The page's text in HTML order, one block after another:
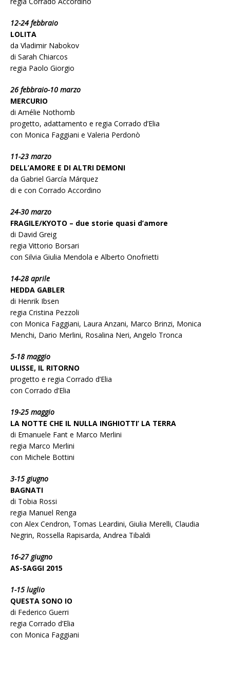
12-24 febbraio
LOLITA
da Vladimir Nabokov
di Sarah Chiarcos
regia Paolo Giorgio
26 febbraio-10 marzo
MERCURIO
di Amélie Nothomb
progetto, adattamento e regia Corrado d’Elia
con Monica Faggiani e Valeria Perdonò
11-23 marzo
DELL’AMORE E DI ALTRI DEMONI
da Gabriel García Márquez
di e con Corrado Accordino
24-30 marzo
FRAGILE/KYOTO – due storie quasi d’amore
di David Greig
regia Vittorio Borsari
con Silvia Giulia Mendola e Alberto Onofrietti
14-28 aprile
HEDDA GABLER
di Henrik Ibsen
regia Cristina Pezzoli
con Monica Faggiani, Laura Anzani, Marco Brinzi, Monica
Menchi, Dario Merlini, Rosalina Neri, Angelo Tronca
5-18 maggio
ULISSE, IL RITORNO
progetto e regia Corrado d’Elia
con Corrado d’Elia
19-25 maggio
LA NOTTE CHE IL NULLA INGHIOTTI’ LA TERRA
di Emanuele Fant e Marco Merlini
regia Marco Merlini
con Michele Bottini
3-15 giugno
BAGNATI
di Tobia Rossi
regia Manuel Renga
con Alex Cendron, Tomas Leardini, Giulia Merelli, Claudia
Negrin, Rossella Rapisarda, Andrea Tibaldi
16-27 giugno
AS-SAGGI 2015
1-15 luglio
QUESTA SONO IO
di Federico Guerri
regia Corrado d’Elia
con Monica Faggiani